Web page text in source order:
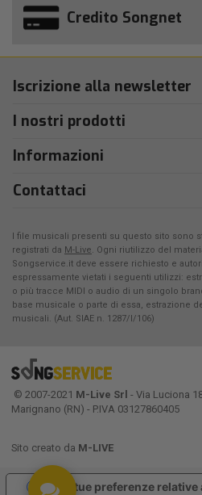
Credito Songnet
Iscrizione alla newsletter
I nostri prodotti
Informazioni
Contattaci
I file musicali presenti su questo sito sono
registrati da M-Live . Ogni riutilizzo del
Songservice.it deve essere richiesto e
espressamente vietati i seguenti utilizzi:
o più tracce MIDI o audio di un singolo
base musicale o parte di essa, estrazione
musicali. (Aut. SIAE n. 1287/I/106)
© 2007-2021 M-Live Srl - Via Luciona
Marignano (RN) - P.IVA 03127860405
Sito creato da M-LIVE
Le tue preferenze relative